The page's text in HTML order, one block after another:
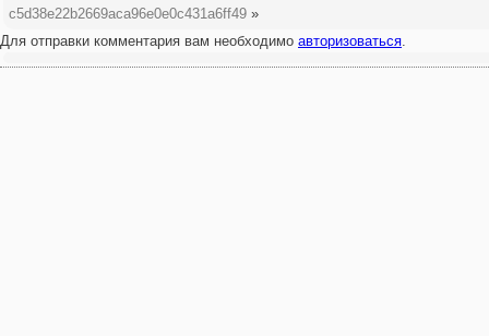
c5d38e22b2669aca96e0e0c431a6ff49 »
Для отправки комментария вам необходимо авторизоваться.